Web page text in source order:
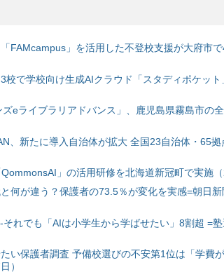
FAMcampus」を活用した不登校支援が大府市
校で学校向け生成AIクラウド「スタディポケッ
eライブラリアドバンス」、鹿児島県霧島市の
、新たに導入自治体が拡大 全国23自治体・65拠
」の活用研修を北海道新冠町で実施（
何が違う？保護者の73.5％が変化を実感=朝日
れでも「AIは小学生から学ばせたい」8割超 =
い保護者調査 予備校選びの不安第1位は「学費
）